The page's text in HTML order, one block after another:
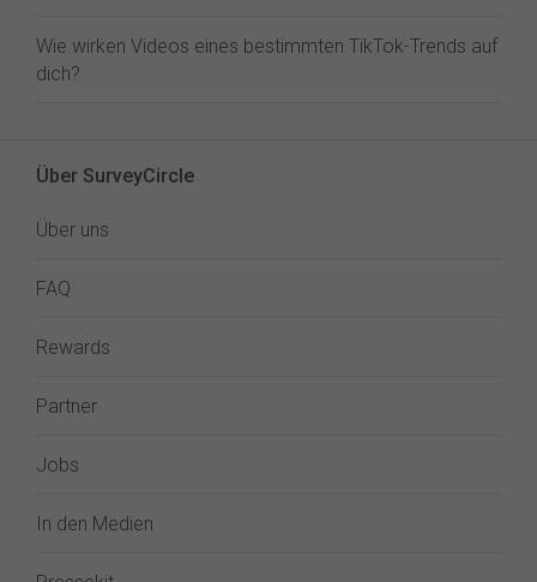
Wie wirken Videos eines bestimmten TikTok-Trends auf
dich?
Über SurveyCircle
Über uns
FAQ
Rewards
Partner
Jobs
In den Medien